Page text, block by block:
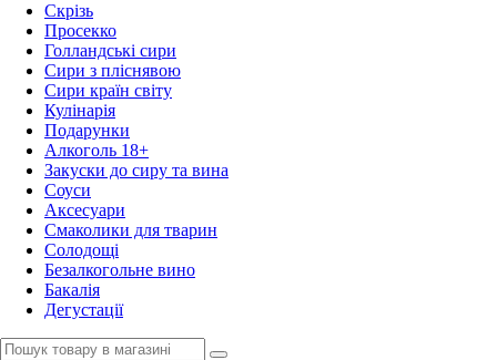
Скрізь
Просекко
Голландські сири
Сири з пліснявою
Сири країн світу
Кулінарія
Подарунки
Алкоголь 18+
Закуски до сиру та вина
Соуси
Аксесуари
Смаколики для тварин
Солодощі
Безалкогольне вино
Бакалія
Дегустації